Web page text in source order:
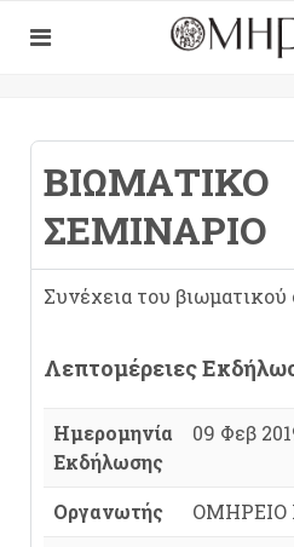
ΒΙΩΜΑΤΙΚΌ
ΣΕΜΙΝΆΡΙΟ
Συνέχεια του βιωματικού
Λεπτομέρειες
Ημερομηνία
Εκδήλωσης
09 Φεβ
Οργανωτής